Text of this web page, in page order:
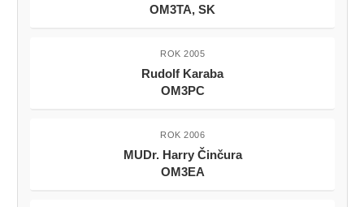
OM3TA, SK
ROK 2005
Rudolf Karaba
OM3PC
ROK 2006
MUDr. Harry Činčura
OM3EA